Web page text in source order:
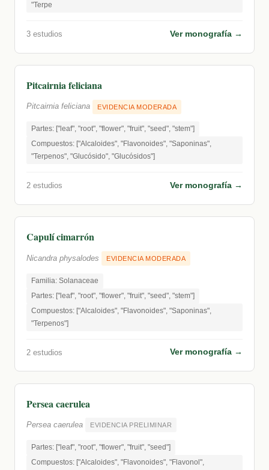
"Terpe
3 estudios Ver monografía →
Pitcairnia feliciana
Pitcairnia feliciana EVIDENCIA MODERADA
Partes: ["leaf", "root", "flower", "fruit", "seed", "stem"]
Compuestos: ["Alcaloides", "Flavonoides", "Saponinas",
"Terpenos", "Glucósido", "Glucósidos"]
2 estudios Ver monografía →
Capulí cimarrón
Nicandra physalodes EVIDENCIA MODERADA
Familia: Solanaceae
Partes: ["leaf", "root", "flower", "fruit", "seed", "stem"]
Compuestos: ["Alcaloides", "Flavonoides", "Saponinas",
"Terpenos"]
2 estudios Ver monografía →
Persea caerulea
Persea caerulea EVIDENCIA PRELIMINAR
Partes: ["leaf", "root", "flower", "fruit", "seed"]
Compuestos: ["Alcaloides", "Flavonoides", "Flavonol",